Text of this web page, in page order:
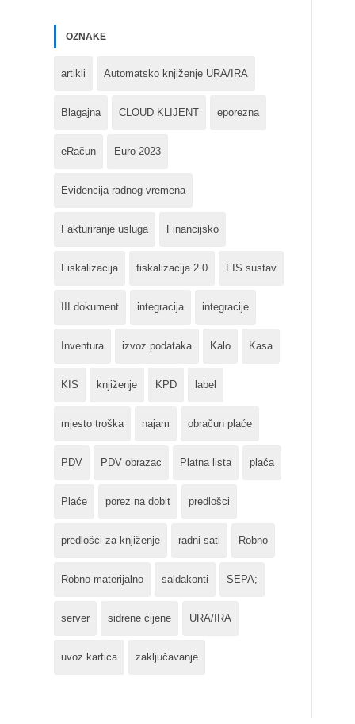
OZNAKE
artikli Automatsko knjiženje URA/IRA
Blagajna CLOUD KLIJENT eporezna
eRačun Euro 2023
Evidencija radnog vremena
Fakturiranje usluga Financijsko
Fiskalizacija fiskalizacija 2.0 FIS sustav
III dokument integracija integracije
Inventura izvoz podataka Kalo Kasa
KIS knjiženje KPD label
mjesto troška najam obračun plaće
PDV PDV obrazac Platna lista plaća
Plaće porez na dobit predlošci
predlošci za knjiženje radni sati Robno
Robno materijalno saldakonti SEPA;
server sidrene cijene URA/IRA
uvoz kartica zaključavanje